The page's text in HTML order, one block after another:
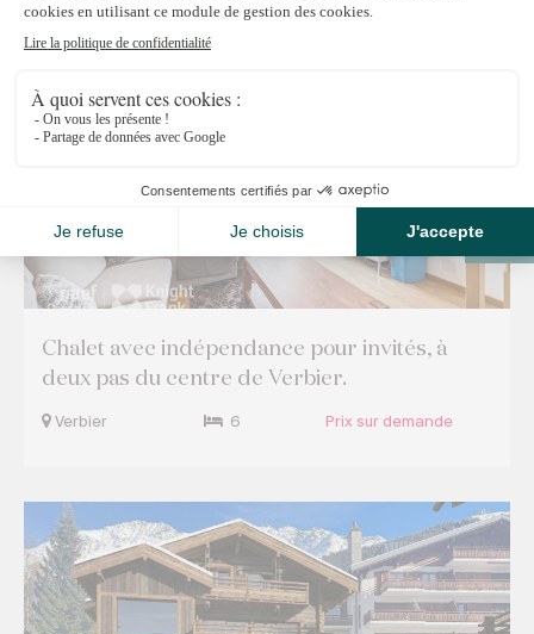
Chalet avec indépendance pour invités, à
deux pas du centre de Verbier.
Verbier 6 Prix sur demande